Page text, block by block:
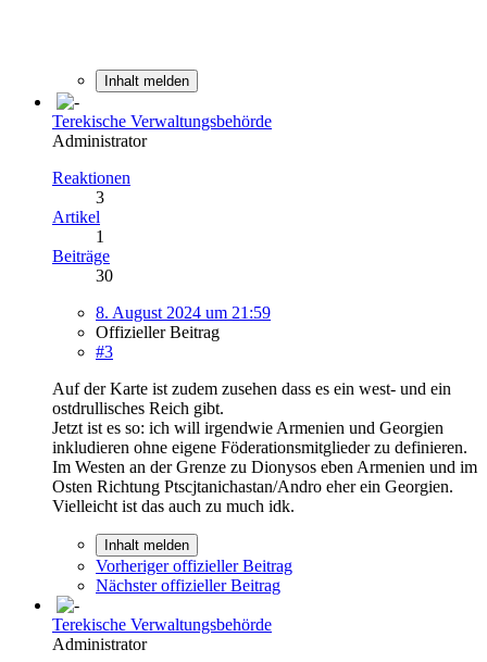
Inhalt melden
Terekische Verwaltungsbehörde
Administrator
Reaktionen
3
Artikel
1
Beiträge
30
8. August 2024 um 21:59
Offizieller Beitrag
#3
Auf der Karte ist zudem zusehen dass es ein west- und ein
ostdrullisches Reich gibt.
Jetzt ist es so: ich will irgendwie Armenien und Georgien
inkludieren ohne eigene Föderationsmitglieder zu definieren.
Im Westen an der Grenze zu Dionysos eben Armenien und im
Osten Richtung Ptscjtanichastan/Andro eher ein Georgien.
Vielleicht ist das auch zu much idk.
Inhalt melden
Vorheriger offizieller Beitrag
Nächster offizieller Beitrag
Terekische Verwaltungsbehörde
Administrator